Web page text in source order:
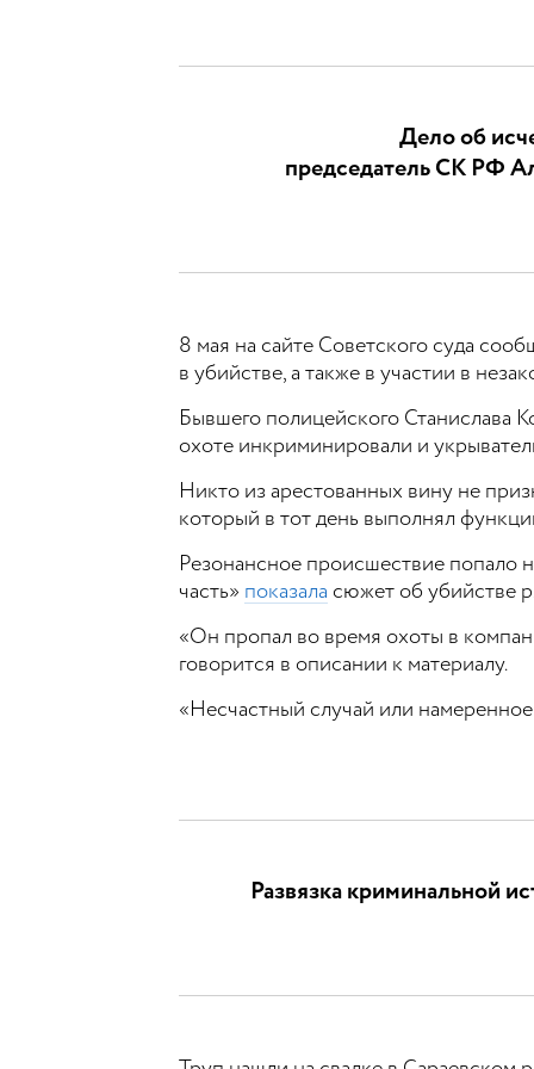
Дело об
председатель СК РФ
8 мая на сайте Советского суда
в убийстве, а также в участии в
Бывшего полицейского Станислава
охоте инкриминировали и
Никто из арестованных вину не
который в тот день выполнял
Резонансное происшествие попало
часть» показала сюжет об убийстве
«Он пропал во время охоты в
говорится в описании к материалу.
«Несчастный случай или
Развязка криминальной